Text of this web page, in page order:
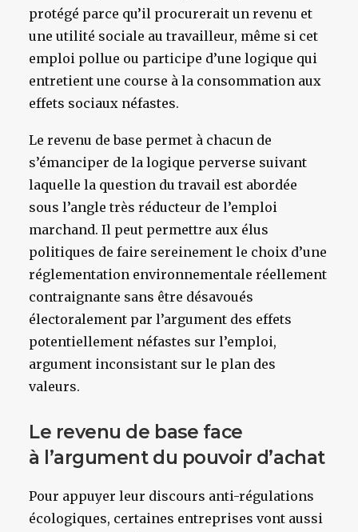
protégé parce qu’il procurerait un revenu et
une utilité sociale au travailleur, même si cet
emploi pollue ou participe d’une logique qui
entretient une course à la consommation aux
effets sociaux néfastes.
Le revenu de base permet à chacun de
s’émanciper de la logique perverse suivant
laquelle la question du travail est abordée
sous l’angle très réducteur de l’emploi
marchand. Il peut permettre aux élus
politiques de faire sereinement le choix d’une
réglementation environnementale réellement
contraignante sans être désavoués
électoralement par l’argument des effets
potentiellement néfastes sur l’emploi,
argument inconsistant sur le plan des
valeurs.
Le revenu de base face
à l’argument du pouvoir d’achat
Pour appuyer leur discours anti-régulations
écologiques, certaines entreprises vont aussi